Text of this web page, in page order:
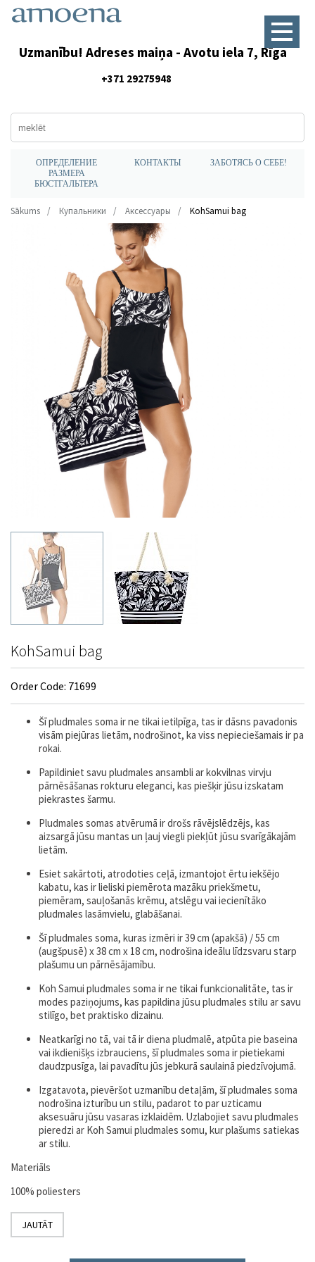
Uzmanību! Adreses maiņa - Avotu iela 7, Rīga
+371 29275948
ОПРЕДЕЛЕНИЕ
РАЗМЕРА
БЮСТГАЛЬТЕРА
КОНТАКТЫ ЗАБОТЯСЬ О СЕБЕ!
Sākums Купальники Аксессуары KohSamui bag
KohSamui bag
Order Code: 71699
Šī pludmales soma ir ne tikai ietilpīga, tas ir dāsns pavadonis
visām piejūras lietām, nodrošinot, ka viss nepieciešamais ir pa
rokai.
Papildiniet savu pludmales ansambli ar kokvilnas virvju
pārnēsāšanas rokturu eleganci, kas piešķir jūsu izskatam
piekrastes šarmu.
Pludmales somas atvērumā ir drošs rāvējslēdzējs, kas
aizsargā jūsu mantas un ļauj viegli piekļūt jūsu svarīgākajām
lietām.
Esiet sakārtoti, atrodoties ceļā, izmantojot ērtu iekšējo
kabatu, kas ir lieliski piemērota mazāku priekšmetu,
piemēram, sauļošanās krēmu, atslēgu vai iecienītāko
pludmales lasāmvielu, glabāšanai.
Šī pludmales soma, kuras izmēri ir 39 cm (apakšā) / 55 cm
(augšpusē) x 38 cm x 18 cm, nodrošina ideālu līdzsvaru starp
plašumu un pārnēsājamību.
Koh Samui pludmales soma ir ne tikai funkcionalitāte, tas ir
modes paziņojums, kas papildina jūsu pludmales stilu ar savu
stilīgo, bet praktisko dizainu.
Neatkarīgi no tā, vai tā ir diena pludmalē, atpūta pie baseina
vai ikdienišķs izbrauciens, šī pludmales soma ir pietiekami
daudzpusīga, lai pavadītu jūs jebkurā saulainā piedzīvojumā.
Izgatavota, pievēršot uzmanību detaļām, šī pludmales soma
nodrošina izturību un stilu, padarot to par uzticamu
aksesuāru jūsu vasaras izklaidēm. Uzlabojiet savu pludmales
pieredzi ar Koh Samui pludmales somu, kur plašums satiekas
ar stilu.
Materiāls
100% poliesters
JAUTĀT